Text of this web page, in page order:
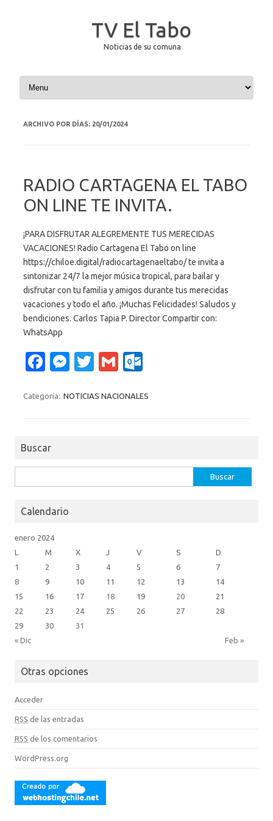
TV El Tabo
Noticias de su comuna
Saltar al contenido
ARCHIVO POR DÍAS: 20/01/2024
RADIO CARTAGENA EL TABO
ON LINE TE INVITA.
¡PARA DISFRUTAR ALEGREMENTE TUS MERECIDAS
VACACIONES! Radio Cartagena El Tabo on line
https://chiloe.digital/radiocartagenaeltabo/ te invita a
sintonizar 24/7 la mejor música tropical, para bailar y
disfrutar con tu familia y amigos durante tus merecidas
vacaciones y todo el año. ¡Muchas Felicidades! Saludos y
bendiciones. Carlos Tapia P. Director Compartir con:
WhatsApp
Fa
e
M
se
T
it
G
ail lo
Categoría: NOTICIAS NACIONALES
Buscar
Calendario
enero 2024
L
M X J V S D
« Dic Feb »
1 2 3 4 5 6
7
8
9 10 11 12 13
14
15
16 17 18 19 20
21
22
23 24 25 26 27
28
29
30 31
Otras opciones
Acceder
RSS de las entradas
RSS de los comentarios
WordPress.org